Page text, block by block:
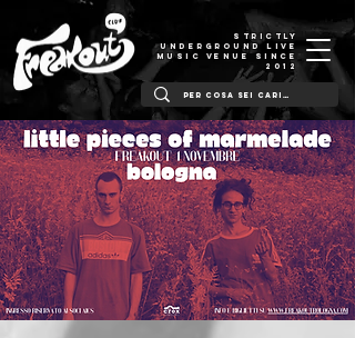
STRICTLY
UNDERGROUND LIVE
MUSIC VENUE SINCE
2012